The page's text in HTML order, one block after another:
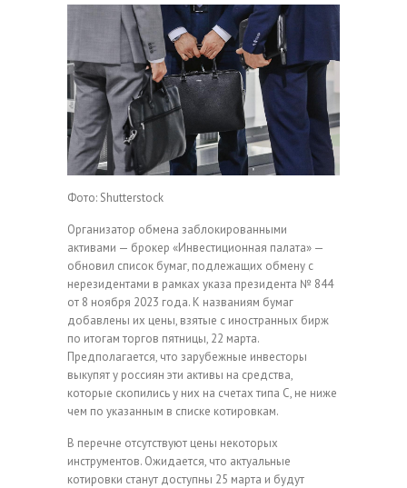
Фото: Shutterstock
Организатор обмена заблокированными
активами — брокер «Инвестиционная палата» —
обновил список бумаг, подлежащих обмену с
нерезидентами в рамках указа президента № 844
от 8 ноября 2023 года. К названиям бумаг
добавлены их цены, взятые с иностранных бирж
по итогам торгов пятницы, 22 марта.
Предполагается, что зарубежные инвесторы
выкупят у россиян эти активы на средства,
которые скопились у них на счетах типа С, не ниже
чем по указанным в списке котировкам.
В перечне отсутствуют цены некоторых
инструментов. Ожидается, что актуальные
котировки станут доступны 25 марта и будут